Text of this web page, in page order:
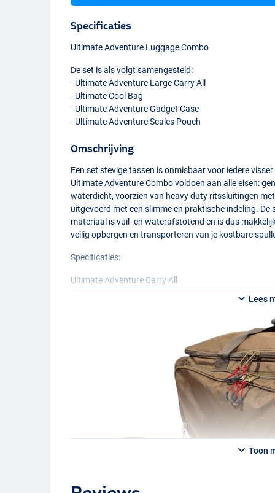
Specificaties
Ultimate Adventure Luggage Combo
De set is als volgt samengesteld:
- Ultimate Adventure Large Carry All
- Ultimate Cool Bag
- Ultimate Adventure Gadget Case
- Ultimate Adventure Scales Pouch
Omschrijving
Een set stevige tassen is onmisbaar voor iedere
Ultimate Adventure Combo voldoen aan alle eisen:
waterdicht, voorzien van heavy duty ritssluitingen
uitgevoerd met een slimme en praktische indeling.
materiaal is vuil- en waterafstotend en is dus
veilig opbergen en transporteren van je kostbare
Specificaties:
Ultimate Adventure Carry All
- Voorzien van meerdere royale zijvakken
- Heavy duty ritssluitingen, voorzien van ritslussen
- Versterkte ‘barrow’ handgrepen
- Afmetingen (lxbxh): 38 × 26 × 28 cm
Lees
Toon